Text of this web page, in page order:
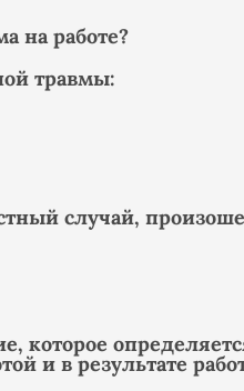
на работе?
травмы:
случай,
которое
и в результате